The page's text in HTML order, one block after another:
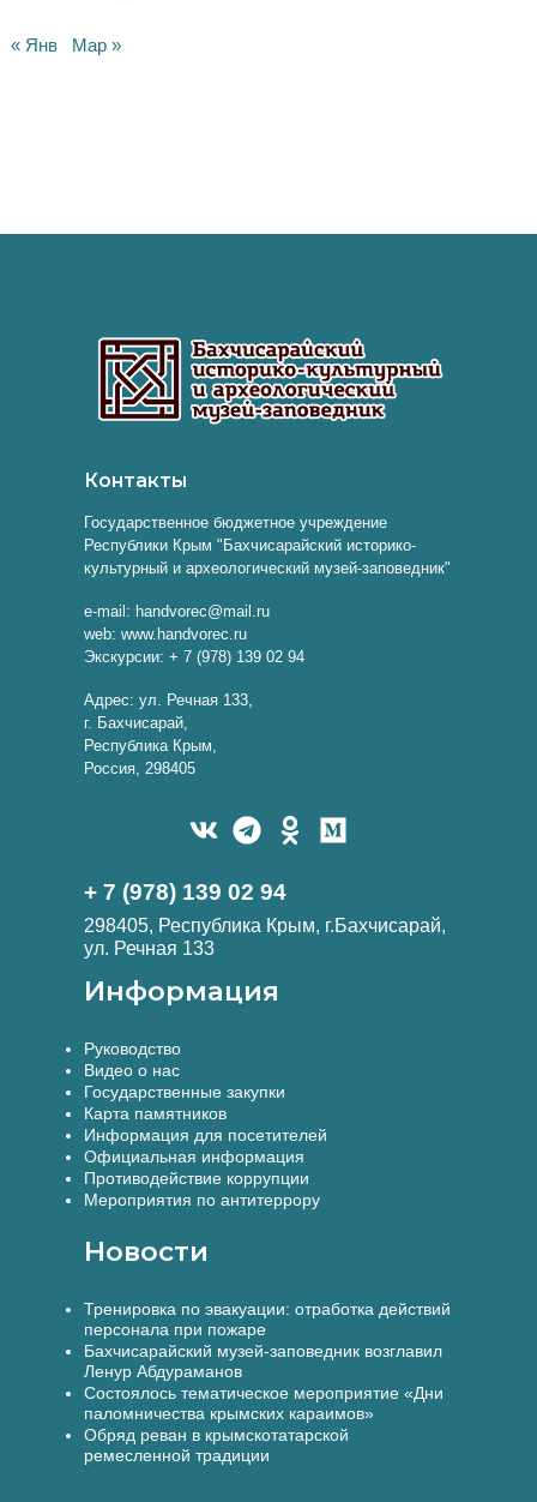
« Янв Мар »
Контакты
Государственное бюджетное учреждение
Республики Крым "Бахчисарайский историко-
культурный и археологический музей-заповедник"
e-mail: handvorec@mail.ru
web: www.handvorec.ru
Экскурсии: + 7 (978) 139 02 94
Адрес: ул. Речная 133,
г. Бахчисарай,
Республика Крым,
Россия, 298405
+ 7 (978) 139 02 94
298405, Республика Крым, г.Бахчисарай,
ул. Речная 133
Информация
Руководство
Видео о нас
Государственные закупки
Карта памятников
Информация для посетителей
Официальная информация
Противодействие коррупции
Мероприятия по антитеррору
Новости
Тренировка по эвакуации: отработка действий
персонала при пожаре
Бахчисарайский музей-заповедник возглавил
Ленур Абдураманов
Состоялось тематическое мероприятие «Дни
паломничества крымских караимов»
Обряд реван в крымскотатарской
ремесленной традиции